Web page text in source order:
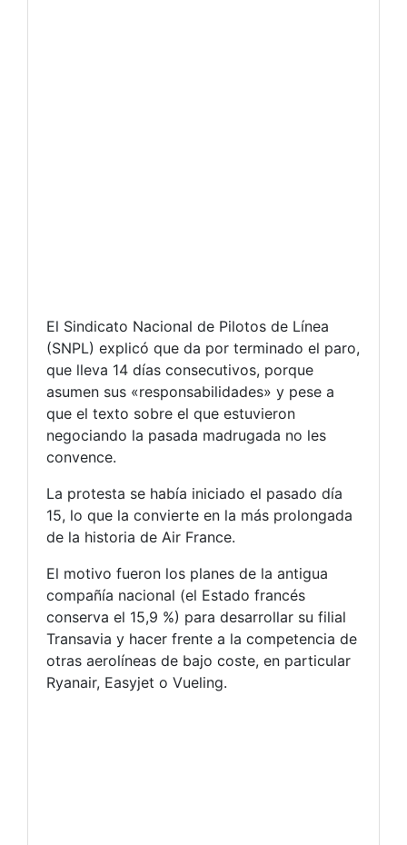
El Sindicato Nacional de Pilotos de Línea
(SNPL) explicó que da por terminado el paro,
que lleva 14 días consecutivos, porque
asumen sus «responsabilidades» y pese a
que el texto sobre el que estuvieron
negociando la pasada madrugada no les
convence.
La protesta se había iniciado el pasado día
15, lo que la convierte en la más prolongada
de la historia de Air France.
El motivo fueron los planes de la antigua
compañía nacional (el Estado francés
conserva el 15,9 %) para desarrollar su filial
Transavia y hacer frente a la competencia de
otras aerolíneas de bajo coste, en particular
Ryanair, Easyjet o Vueling.